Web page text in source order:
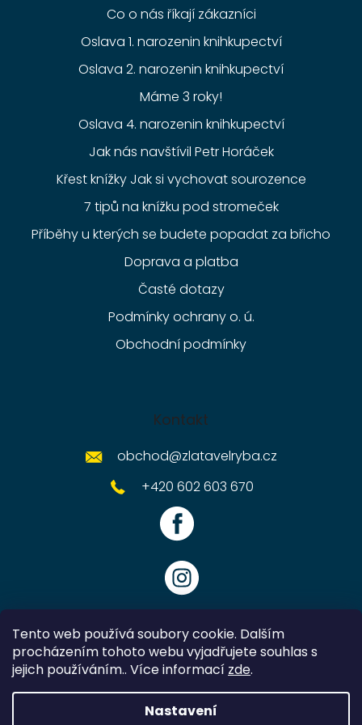
Tento web používá soubory cookie. Dalším
procházením tohoto webu vyjadřujete souhlas s
jejich používáním.. Více informací zde.
Nastavení
Co o nás říkají zákazníci
Oslava 1. narozenin knihkupectví
Oslava 2. narozenin knihkupectví
Máme 3 roky!
Oslava 4. narozenin knihkupectví
Jak nás navštívil Petr Horáček
Křest knížky Jak si vychovat sourozence
7 tipů na knížku pod stromeček
Příběhy u kterých se budete popadat za břicho
Doprava a platba
Časté dotazy
Podmínky ochrany o. ú.
Obchodní podmínky
Kontakt
obchod@zlatavelryba.cz
+420 602 603 670
Vytvořil Shoptet